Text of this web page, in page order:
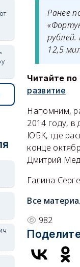
Ранее
12,5
Читайте по
развитие
Напомним,
2014 году, в
ЮБК, где
конце
Дмитрий
Галина
Все
982